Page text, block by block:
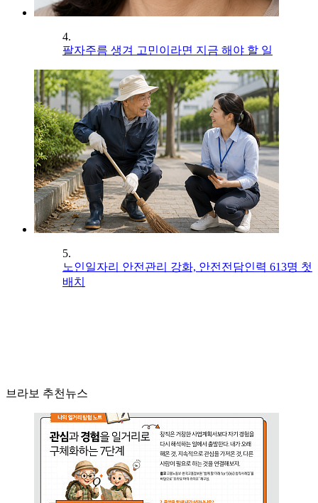
4.
팔자주름 생겨 고민이라면 지금 해야 할 일
5.
노인일자리 안전관리 강화, 안전전담인력 613명 첫
배치
브라보 추천뉴스